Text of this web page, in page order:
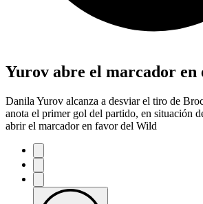
Yurov abre el marcador en
Danila Yurov alcanza a desviar el tiro de
anota el primer gol del partido, en situación
abrir el marcador en favor del Wild